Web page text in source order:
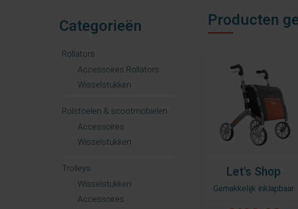
Categorieën
Rollators
Accessoires Rollators
Wisselstukken
Rolstoelen & scootmobielen
Accessoires
Wisselstukken
Trolleys
Wisselstukken
Accessoires
Producten
Let's Shop
Gemakkelijk inklapbaar